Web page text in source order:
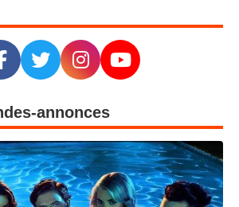
annonces